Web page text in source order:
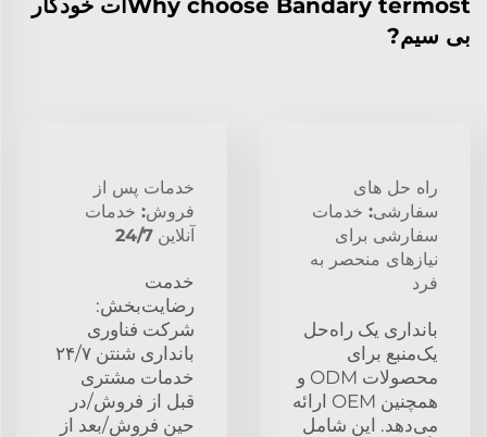
Why choose Bandary termostات خودکار
بی سیم?
راه حل های
سفارشی: خدمات
سفارشی برای
نیازهای منحصر به
فرد
بانداری یک راه‌حل
یک‌منبع برای
محصولات ODM و
همچنین OEM ارائه
می‌دهد. این شامل
خدمات پس از
فروش: خدمات
آنلاین 24/7
خدمت
رضایت‌بخش:
شرکت فناوری
بانداری شنتن ۲۴/۷
خدمات مشتری
قبل از فروش/در
حین فروش/بعد از